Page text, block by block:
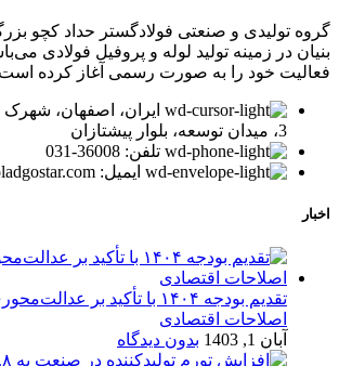
گروه تولیدی و صنعتی فولادگستر حداد کچو
فعالیت خود را به صورت رسمی آغاز کرده
ایران، اصفهان،
3، میدان توسعه، بلوار پیشتازان
تلفن: 36008-031
ایمیل: info@fooladgostar.com
اخبار
تقدیم بودجه ۱۴۰۴ با تأکید بر
اصلاحات اقتصادی
آبان 1, 1403
بدون دیدگاه